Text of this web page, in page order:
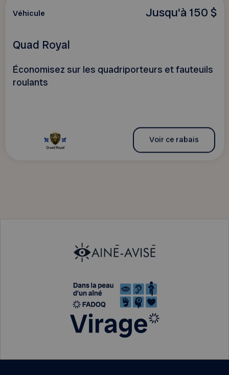
Jusqu'à 150 $
Véhicule
Quad Royal
Économisez sur les quadriporteurs et fauteuils
roulants
Voir ce rabais